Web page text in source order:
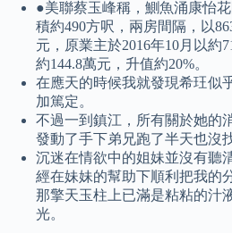
●美聯蔡玉峰稱，鰂魚涌康怡
積約490方呎，兩房間隔，以
元，原業主於2016年10月以約
約144.8萬元，升值約20%。
在應天的時候我就發現希玨似
加篤定。
不過一到鎮江，所有關於她的
發動了手下弟兄跑了半天也沒
沉迷在情欲中的姐妹並沒有聽
經在妹妹的幫助下順利把我的
那擎天玉柱上已滿是粘粘的汁
光。